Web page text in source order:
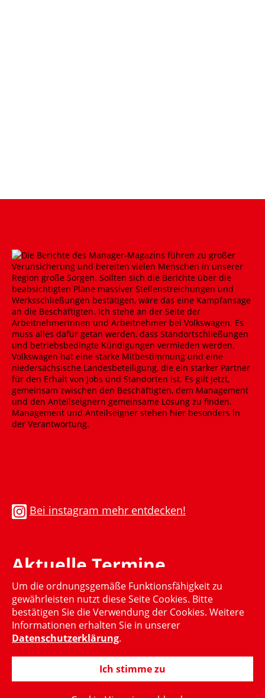
Bei instagram mehr entdecken!
Aktuelle Termine
Momentan gibt es keinen aktuellen Termin
Um die ordnungsgemäße Funktionsfähigkeit zu
gewährleisten nutzt diese Seite Cookies. Bitte
bestätigen Sie die Verwendung der Cookies. Weitere
Informationen erhalten Sie in unserer
Datenschutzerklärung.
Ich stimme zu